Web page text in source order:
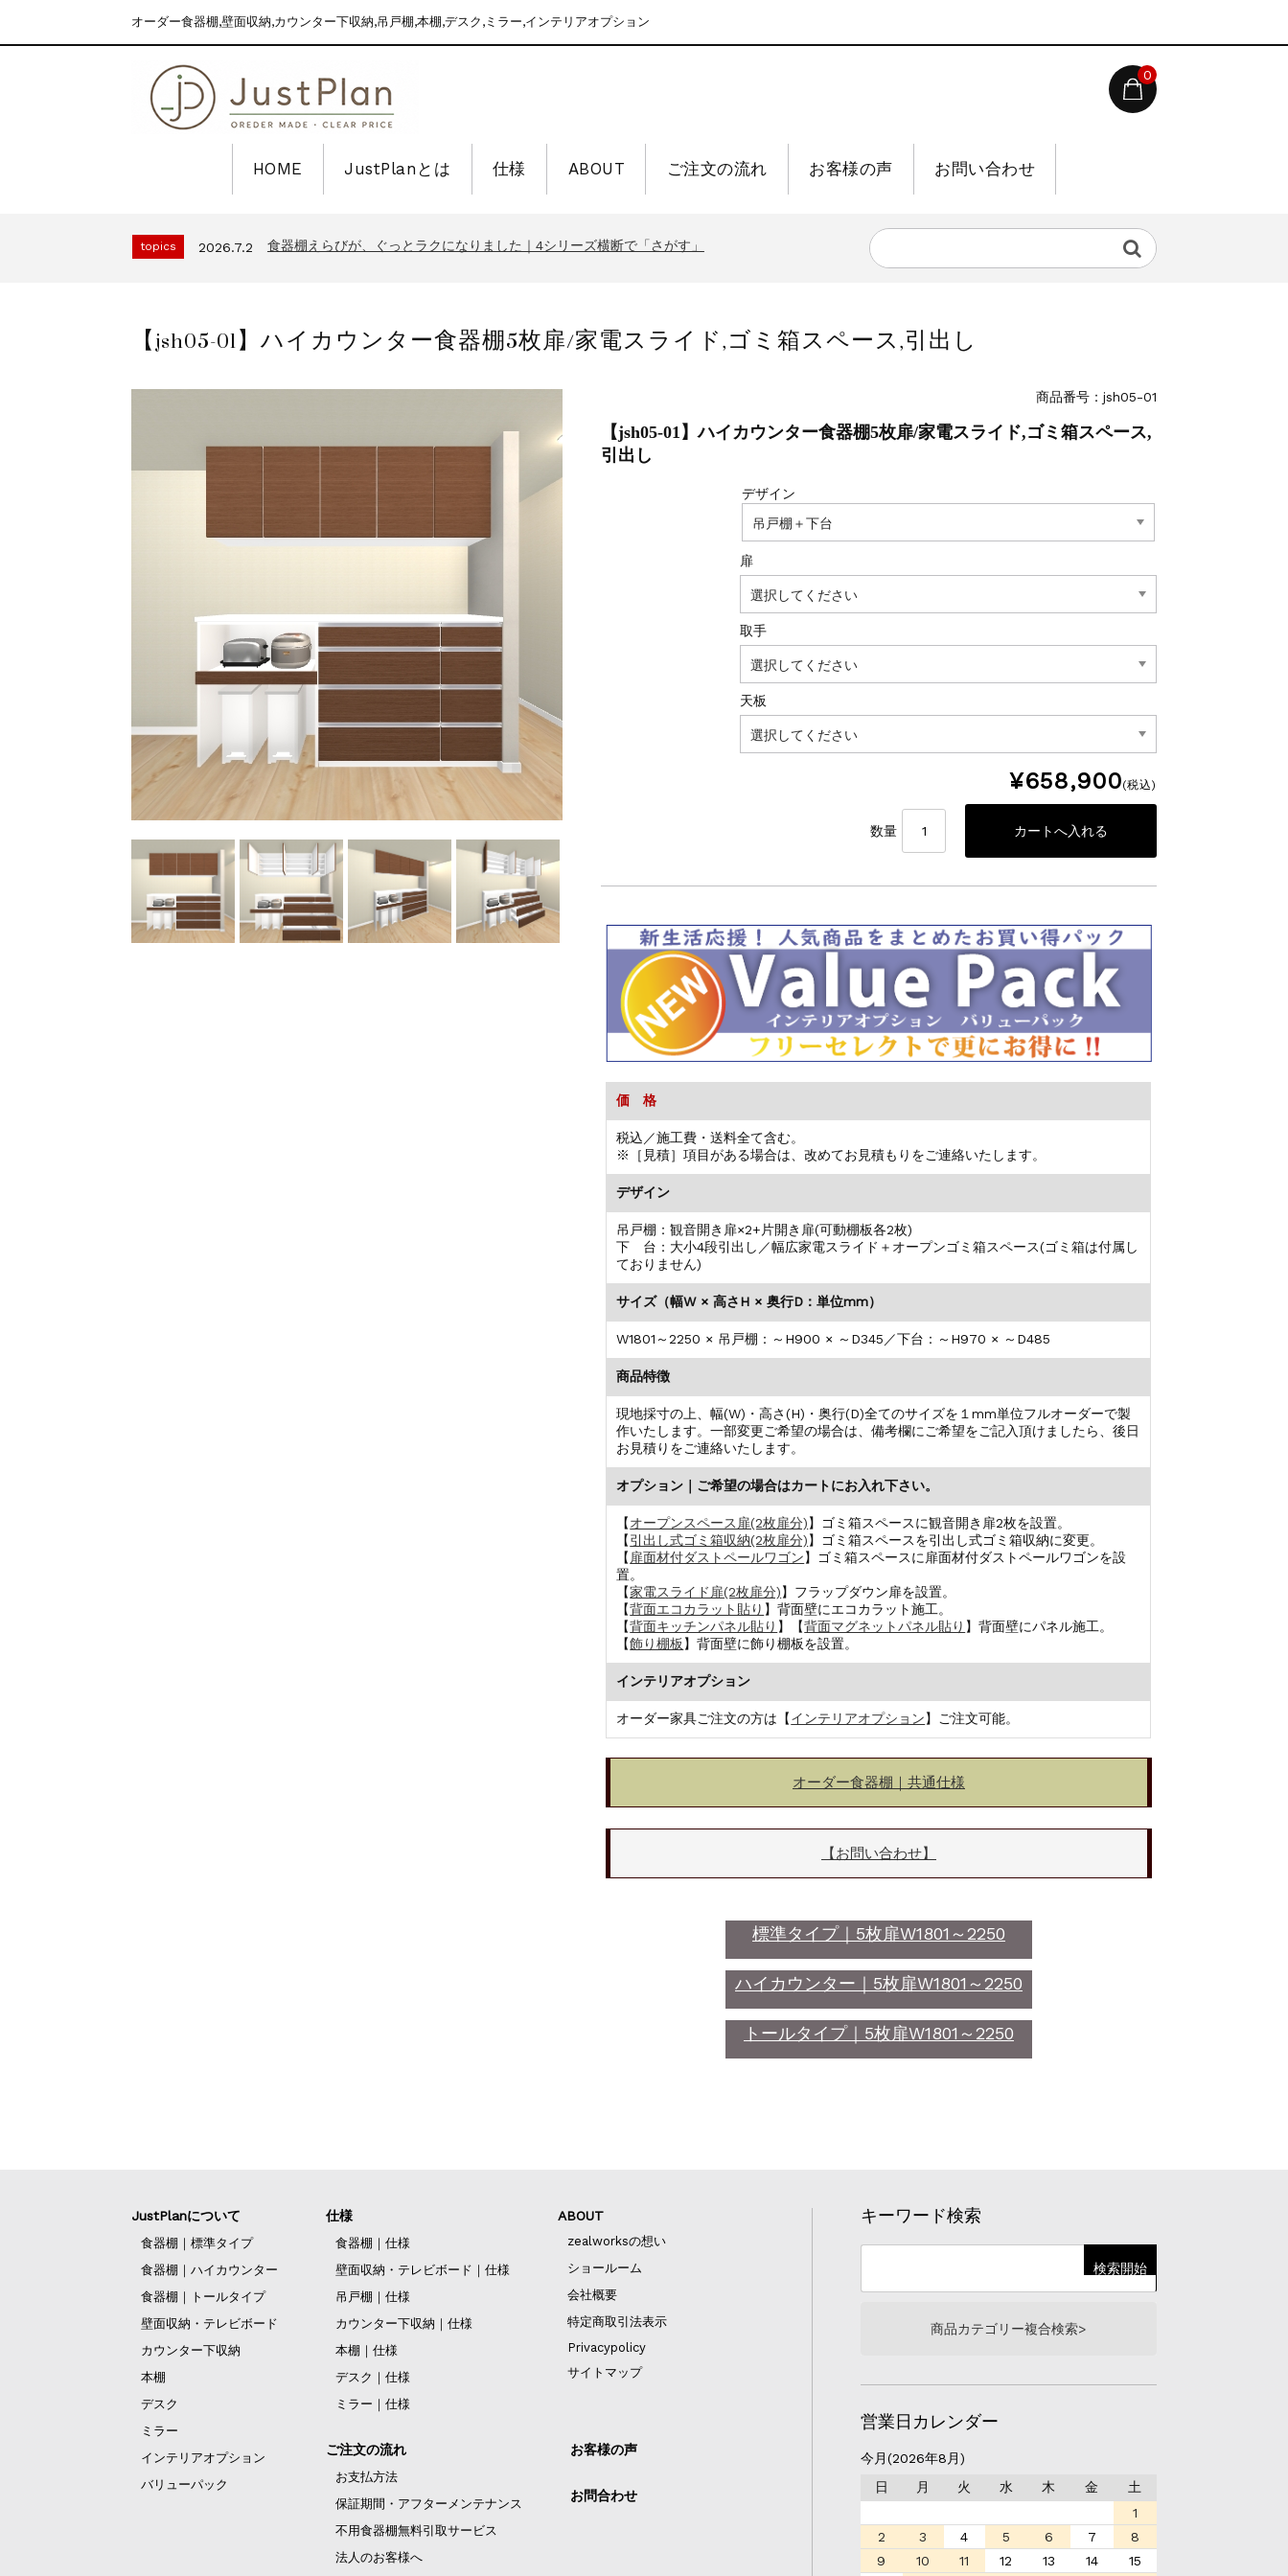
オーダー食器棚,壁面収納,カウンター下収納,吊戸棚,本棚,デスク,ミラー,インテリアオプション
0
HOME JustPlanとは 仕様 ABOUT ご注文の流れ お客様の声 お問い合わせ
topics 2026.7.2 食器棚えらびが、ぐっとラクになりました｜4シリーズ横断で「さがす」
【jsh05-01】ハイカウンター食器棚5枚扉/家電スライド,ゴミ箱スペース,引出し
商品番号：jsh05-01
【jsh05-01】ハイカウンター食器棚5枚扉/家電スライド,ゴミ箱スペース,
引出し
デザイン
扉
取手
天板
¥658,900(税込)
数量
価 格
税込／施工費・送料全て含む。
※［見積］項目がある場合は、改めてお見積もりをご連絡いたします。
デザイン
吊戸棚：観音開き扉×2+片開き扉(可動棚板各2枚)
下 台：大小4段引出し／幅広家電スライド＋オープンゴミ箱スペース(ゴミ箱は付属し
ておりません)
サイズ（幅W × 高さH × 奥行D：単位mm）
W1801～2250 × 吊戸棚：～H900 × ～D345／下台：～H970 × ～D485
商品特徴
現地採寸の上、幅(W)・高さ(H)・奥行(D)全てのサイズを１mm単位フルオーダーで製
作いたします。一部変更ご希望の場合は、備考欄にご希望をご記入頂けましたら、後日
お見積りをご連絡いたします。
オプション｜ご希望の場合はカートにお入れ下さい。
【オープンスペース扉(2枚扉分)】ゴミ箱スペースに観音開き扉2枚を設置。
【引出し式ゴミ箱収納(2枚扉分)】ゴミ箱スペースを引出し式ゴミ箱収納に変更。
【 扉面材付ダストペールワゴン】ゴミ箱スペースに扉面材付ダストペールワゴンを設
置。
【家電スライド扉(2枚扉分)】フラップダウン扉を設置。
【背面エコカラット貼り 】背面壁にエコカラット施工。
【背面キッチンパネル貼り 】【背面マグネットパネル貼り 】背面壁にパネル施工。
【飾り棚板 】背面壁に飾り棚板を設置。
インテリアオプション
オーダー家具ご注文の方は【インテリアオプション】ご注文可能。
オーダー食器棚｜共通仕様
【お問い合わせ】
標準タイプ｜5枚扉W1801～2250
ハイカウンター｜5枚扉W1801～2250
トールタイプ｜5枚扉W1801～2250
キーワード検索
商品カテゴリー複合検索>
営業日カレンダー
今月(2026年8月)
日
月 火 水 木 金
土
1
2
3 4 5 6 7
8
9
10 11 12 13 14 15
JustPlanについて
食器棚｜標準タイプ
食器棚｜ハイカウンター
食器棚｜トールタイプ
壁面収納・テレビボード
カウンター下収納
本棚
デスク
ミラー
インテリアオプション
バリューパック
仕様
食器棚｜仕様
壁面収納・テレビボード｜仕様
吊戸棚｜仕様
カウンター下収納｜仕様
本棚｜仕様
デスク｜仕様
ミラー｜仕様
ABOUT
zealworksの想い
ショールーム
会社概要
特定商取引法表示
Privacypolicy
サイトマップ
ご注文の流れ
お支払方法
保証期間・アフターメンテナンス
不用食器棚無料引取サービス
法人のお客様へ
お客様の声
お問合わせ